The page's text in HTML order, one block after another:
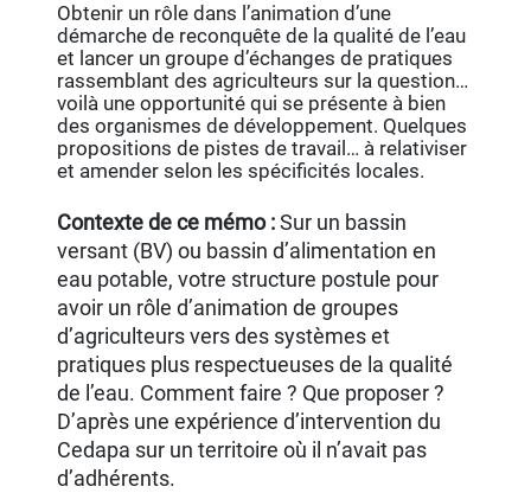
Obtenir un rôle dans l’animation d’une
démarche de reconquête de la qualité de l’eau
et lancer un groupe d’échanges de pratiques
rassemblant des agriculteurs sur la question…
voilà une opportunité qui se présente à bien
des organismes de développement. Quelques
propositions de pistes de travail… à relativiser
et amender selon les spécificités locales.
Contexte de ce mémo :Sur un bassin
versant (BV) ou bassin d’alimentation en
eau potable, votre structure postule pour
avoir un rôle d’animation de groupes
d’agriculteurs vers des systèmes et
pratiques plus respectueuses de la qualité
de l’eau. Comment faire ? Que proposer ?
D’après une expérience d’intervention du
Cedapa sur un territoire où il n’avait pas
d’adhérents.